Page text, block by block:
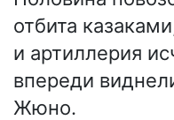
отбита
и артиллерия
впереди
Жюно.